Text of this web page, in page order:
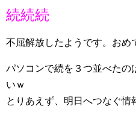
続続続
不屈解放したようです。おめ
パソコンで続を３つ並べたの
いｗ
とりあえず、明日へつなぐ情